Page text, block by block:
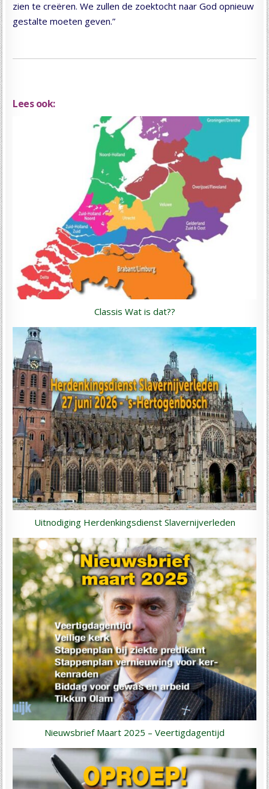
zien te creëren. We zullen de zoektocht naar God opnieuw
gestalte moeten geven.”
Lees ook:
Classis Wat is dat??
Uitnodiging Herdenkingsdienst Slavernijverleden
Nieuwsbrief Maart 2025 – Veertigdagentijd